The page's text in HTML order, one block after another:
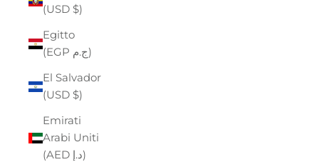
(USD $)
Egitto
(EGP ج.م)
El Salvador
(USD $)
Emirati
Arabi Uniti
(AED د.إ)